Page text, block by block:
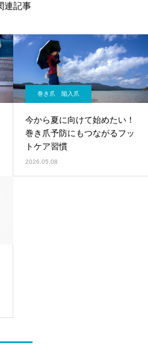
連記事
巻き爪 陥入爪
今から夏に向けて始めたい！
巻き爪予防にもつながるフッ
トケア習慣
2026.05.08